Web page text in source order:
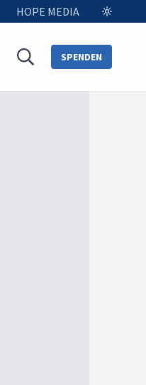
HOPE MEDIA
SPENDEN